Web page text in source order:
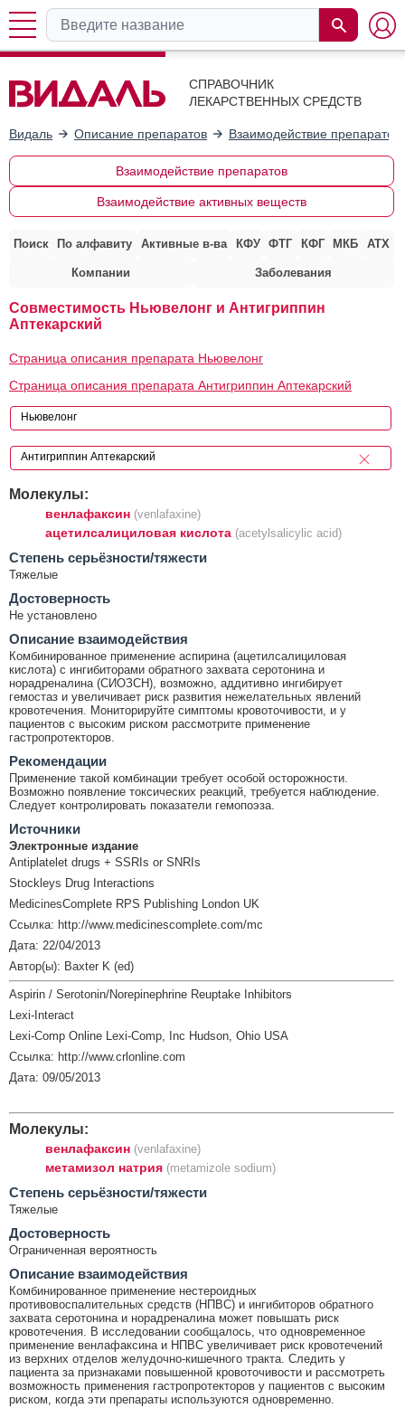
СПРАВОЧНИК
ЛЕКАРСТВЕННЫХ СРЕДСТВ
Видаль Описание препаратов Взаимодействие препаратов
Взаимодействие препаратов
Взаимодействие активных веществ
Поиск По алфавиту Активные в-ва КФУ ФТГ КФГ МКБ АТХ
Компании Заболевания
Совместимость Ньювелонг и Антигриппин
Аптекарский
Страница описания препарата Ньювелонг
Страница описания препарата Антигриппин Аптекарский
Молекулы:
венлафаксин (venlafaxine)
ацетилсалициловая кислота (acetylsalicylic acid)
Cтепень серьёзности/тяжести
Тяжелые
Достоверность
Не установлено
Описание взаимодействия
Комбинированное применение аспирина (ацетилсалициловая
кислота) с ингибиторами обратного захвата серотонина и
норадреналина (СИОЗСН), возможно, аддитивно ингибирует
гемостаз и увеличивает риск развития нежелательных явлений
кровотечения. Мониторируйте симптомы кровоточивости, и у
пациентов с высоким риском рассмотрите применение
гастропротекторов.
Рекомендации
Применение такой комбинации требует особой осторожности.
Возможно появление токсических реакций, требуется наблюдение.
Следует контролировать показатели гемопоэза.
Источники
Электронные издание
Antiplatelet drugs + SSRIs or SNRIs
Stockleys Drug Interactions
MedicinesComplete RPS Publishing London UK
Ссылка: http://www.medicinescomplete.com/mc
Дата: 22/04/2013
Автор(ы): Baxter K (ed)
Aspirin / Serotonin/Norepinephrine Reuptake Inhibitors
Lexi-Interact
Lexi-Comp Online Lexi-Comp, Inc Hudson, Ohio USA
Ссылка: http://www.crlonline.com
Дата: 09/05/2013
Молекулы:
венлафаксин (venlafaxine)
метамизол натрия (metamizole sodium)
Cтепень серьёзности/тяжести
Тяжелые
Достоверность
Ограниченная вероятность
Описание взаимодействия
Комбинированное применение нестероидных
противовоспалительных средств (НПВС) и ингибиторов обратного
захвата серотонина и норадреналина может повышать риск
кровотечения. В исследовании сообщалось, что одновременное
применение венлафаксина и НПВС увеличивает риск кровотечений
из верхних отделов желудочно-кишечного тракта. Следить у
пациента за признаками повышенной кровоточивости и рассмотреть
возможность применения гастропротекторов у пациентов с высоким
риском, когда эти препараты используются одновременно.